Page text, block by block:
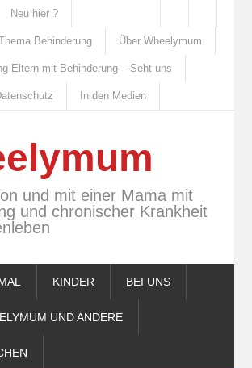
Neu hier ?
Behinderung Über Wheelymum
Eltern mit Behinderung – Seht uns
In den Medien
und mit einer Mama mit
und chronischer Krankheit
KINDER BEI UNS
UND ANDERE